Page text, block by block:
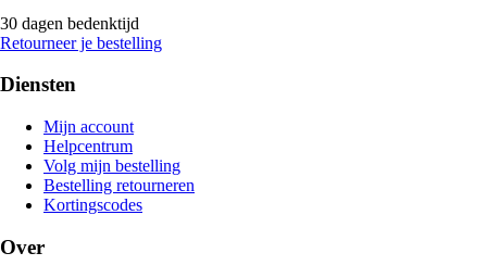
30 dagen bedenktijd
Retourneer je bestelling
Diensten
Mijn account
Helpcentrum
Volg mijn bestelling
Bestelling retourneren
Kortingscodes
Over